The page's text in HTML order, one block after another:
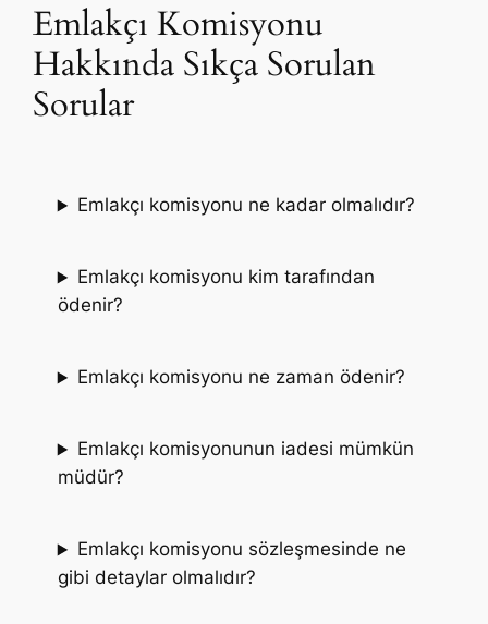
Emlakçı Komisyonu
Hakkında Sıkça Sorulan
Sorular
Emlakçı komisyonu ne kadar olmalıdır?
Emlakçı komisyonu kim tarafından
ödenir?
Emlakçı komisyonu ne zaman ödenir?
Emlakçı komisyonunun iadesi mümkün
müdür?
Emlakçı komisyonu sözleşmesinde ne
gibi detaylar olmalıdır?